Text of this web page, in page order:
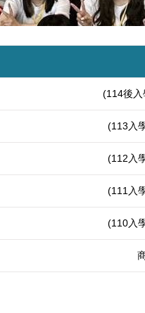
(114後入
(113入
(112入
(111入
(110入